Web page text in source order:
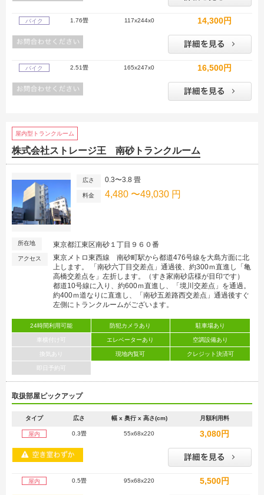
バイク 1.76畳 117x244x0 14,300円
バイク 2.51畳 165x247x0 16,500円
屋内型トランクルーム
株式会社ストレージ王 南砂トランクルーム
広さ 0.3〜3.8 畳
料金 4,480 〜49,030 円
所在地 東京都江東区南砂１丁目９６０番
アクセス
東京メトロ東西線 南砂町駅から都道476号線を大島方面に北
上します。 「南砂六丁目交差点」通過後、約300ｍ直進し「亀
高橋交差点を」左折します。（すき家南砂店様が目印です）
都道10号線に入り、約600ｍ直進し、「境川交差点」を通過。
約400ｍ道なりに直進し、「南砂五差路西交差点」通過後すぐ
左側にトランクルームがございます。
24時間利用可能 防犯カメラあり 駐車場あり
車横付け可 エレベーターあり 空調設備あり
換気あり 現地内覧可 クレジット決済可
即日予約可
取扱部屋ピックアップ
タイプ 広さ 幅 x 奥行 x 高さ(cm) 月額利用料
屋内 0.3畳 55x68x220 3,080円
屋内 0.5畳 95x68x220 5,500円